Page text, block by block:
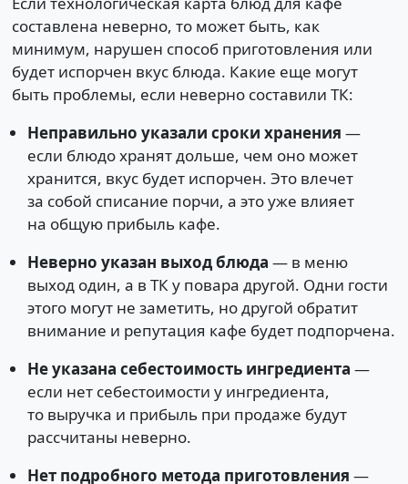
составлена неверно, то может быть, как
минимум, нарушен способ приготовления или
будет испорчен вкус блюда. Какие еще могут
быть проблемы, если неверно составили ТК:
Неправильно указали сроки хранения —
если блюдо хранят дольше, чем оно может
хранится, вкус будет испорчен. Это влечет
за собой списание порчи, а это уже влияет
на общую прибыль кафе.
Неверно указан выход блюда — в меню
выход один, а в ТК у повара другой. Одни гости
этого могут не заметить, но другой обратит
внимание и репутация кафе будет подпорчена.
Не указана себестоимость ингредиента —
если нет себестоимости у ингредиента,
то выручка и прибыль при продаже будут
рассчитаны неверно.
Нет подробного метода приготовления —